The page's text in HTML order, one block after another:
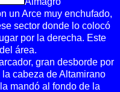
un Arce muy enchufado,
sector donde lo colocó
por la derecha. Este
área.
gran desborde por
cabeza de Altamirano
mandó al fondo de la